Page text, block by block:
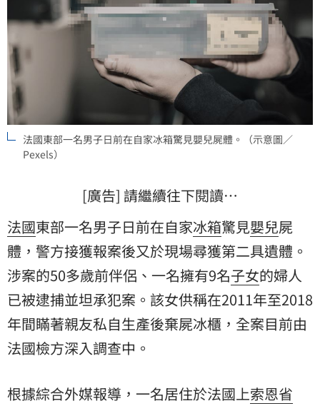
法國東部一名男子日前在自家冰箱驚見嬰兒屍體。（示意圖／
Pexels）
[廣告] 請繼續往下閱讀…
法國東部一名男子日前在自家冰箱驚見嬰兒屍
體 ，警方接獲報案後又於現場尋獲第二具遺體。
涉案的50多歲前伴侶、一名擁有9名子女的婦人
已被逮捕並坦承犯案。該女供稱在2011年至2018
年間瞞著親友私自生產後棄屍冰櫃，全案目前由
法國檢方深入調查中。
根據綜合外媒報導，一名居住於法國上索恩省